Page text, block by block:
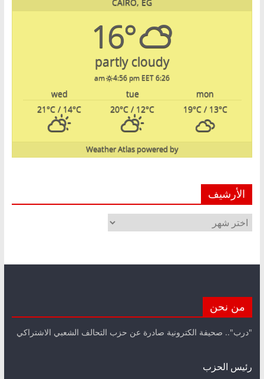
16°
partly cloudy
6:26 am
4:56 pm EET
mon
tue
wed
19°C/ 13°C
20°C / 12°C
21°C / 14°C
powered by
Weather Atlas
الأرشيف
الأرشيف
من نحن
"درب".. صحيفة الكترونية صادرة عن حزب التحالف الشعبي الاشتراكي
رئيس الحزب